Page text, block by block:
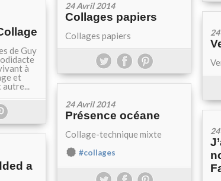
24 Avril 2014
Collages papiers
Collages papiers
de Guy
à
et
autre...
24 Avril 2014
Présence océane
Collage-technique mixte
#collages
a